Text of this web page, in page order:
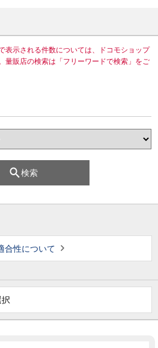
表示される件数については、ドコモショップ
量販店の検索は「フリーワードで検索」をご
検索
合性について
択